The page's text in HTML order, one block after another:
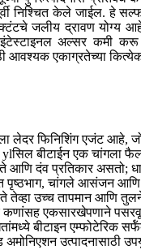
निश्चित केले जाईल. हे
जलीय द्रावण योग्य
अल्सर कमी
आवश्यक एकाग्रतेच्या
लेदर फिनिशिंग एजंट आहे,
बीटाईन एक चांगला
दंव प्रतिकार असतो;
चांगले आसंजन आणि
उच्च तापमान आणि
एकसारखेपणाने
बीटाइन
उत्पादनासाठी